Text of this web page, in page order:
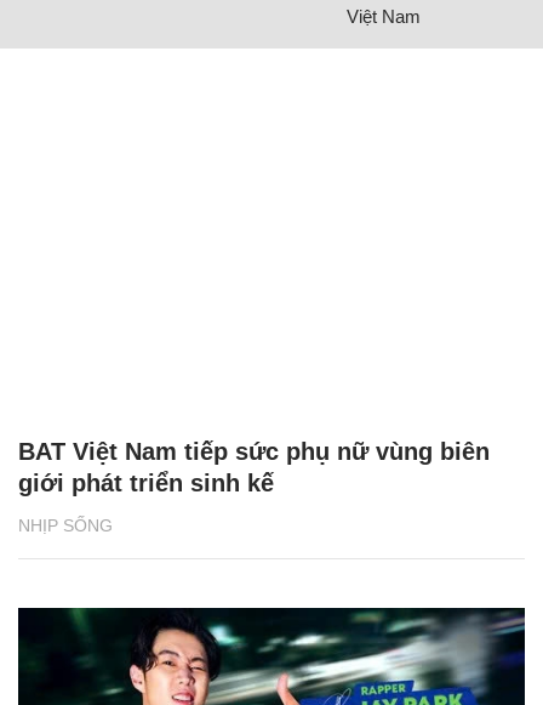
Việt Nam
NHỊP SỐNG
BAT Việt Nam tiếp sức phụ nữ vùng biên
giới phát triển sinh kế